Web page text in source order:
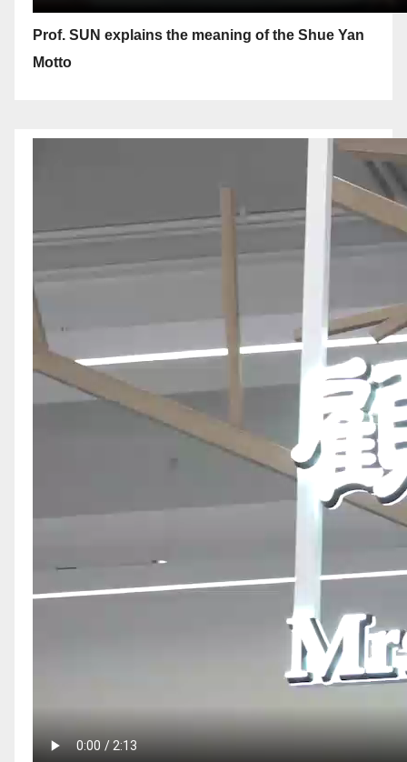
Prof. SUN explains the meaning of the Shue Yan
Motto